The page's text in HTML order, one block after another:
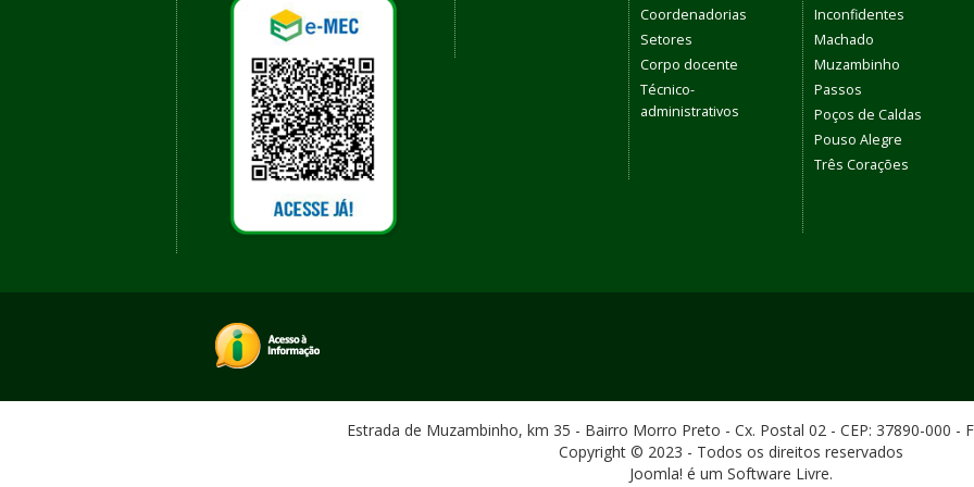
Coordenadorias
Setores
Corpo docente
Técnico-
administrativos
Inconfidentes
Machado
Muzambinho
Passos
Poços de Caldas
Pouso Alegre
Três Corações
Estrada de Muzambinho, km 35 - Bairro Morro Preto - Cx. Postal 02 - CEP: 37890-000 -
Copyright © 2023 - Todos os direitos reservados
Joomla! é um Software Livre.